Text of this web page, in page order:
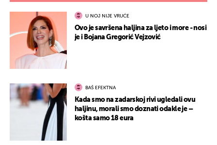
U NOJ NIJE VRUĆE
Ovo je savršena haljina za ljeto i more - nosi
je i Bojana Gregorić Vejzović
BAŠ EFEKTNA
Kada smo na zadarskoj rivi ugledali ovu
haljinu, morali smo doznati odakle je –
košta samo 18 eura